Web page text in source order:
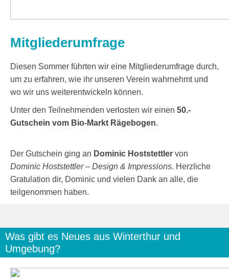
Mitgliederumfrage
Diesen Sommer führten wir eine Mitgliederumfrage durch,
um zu erfahren, wie ihr unseren Verein wahrnehmt und
wo wir uns weiterentwickeln können.
Unter den Teilnehmenden verlosten wir einen 50.-
Gutschein vom Bio-Markt Rägebogen.
Der Gutschein ging an Dominic Hoststettler von
Dominic Hoststettler – Design & Impressions. Herzliche
Gratulation dir, Dominic und vielen Dank an alle, die
teilgenommen haben.
Was gibt es Neues aus Winterthur und
Umgebung?